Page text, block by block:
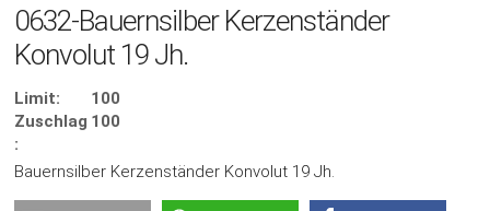
0632-Bauernsilber Kerzenständer
Konvolut 19 Jh.
Limit:
100
Zuschlag
:
100
Bauernsilber Kerzenständer Konvolut 19 Jh.